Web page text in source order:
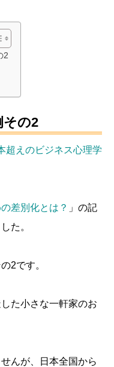
2
その2
超えのビジネス心理学
差別化とは？ 」の記
た。
2です。
た小さな一軒家のお
んが、日本全国から